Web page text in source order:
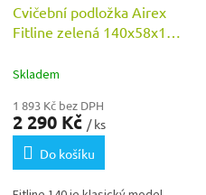
Cvičební podložka Airex
Fitline zelená 140x58x1
Skladem
1 893 Kč bez DPH
2 290 Kč / ks
Do košíku